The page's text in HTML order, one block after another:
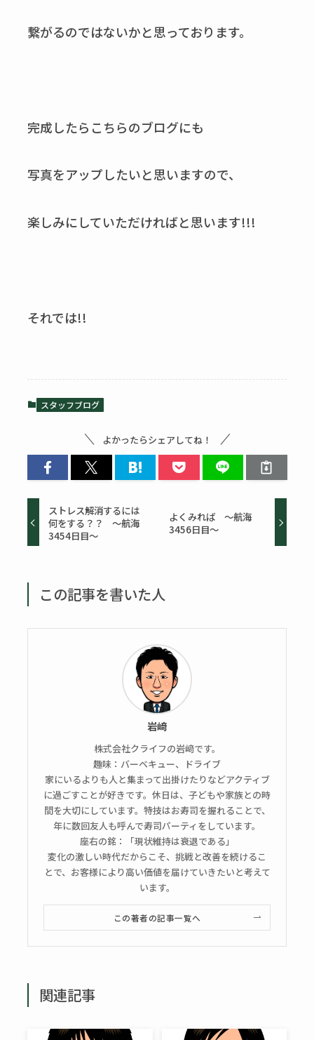
繋がるのではないかと思っております。
完成したらこちらのブログにも
写真をアップしたいと思いますので、
楽しみにしていただければと思います!!!
それでは!!
スタッフブログ
よかったらシェアしてね！
ストレス解消するには
何をする？？ ～航海
3454日目～
よくみれば ～航海
3456日目～
この記事を書いた人
岩﨑
株式会社クライフの岩﨑です。
趣味：バーベキュー、ドライブ
家にいるよりも人と集まって出掛けたりなどアクティブ
に過ごすことが好きです。休日は、子どもや家族との時
間を大切にしています。特技はお寿司を握れることで、
年に数回友人も呼んで寿司パーティをしています。
座右の銘：「現状維持は衰退である」
変化の激しい時代だからこそ、挑戦と改善を続けるこ
とで、お客様により高い価値を届けていきたいと考えて
います。
この著者の記事一覧へ
関連記事